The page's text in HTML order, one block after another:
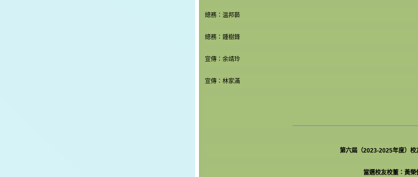
總務：温邦藝
總務：鍾樹鋒
宣傳：余靖玲
宣傳：林家滿
第六屆（2023-2025年度）校
當選校友校董：黃榮